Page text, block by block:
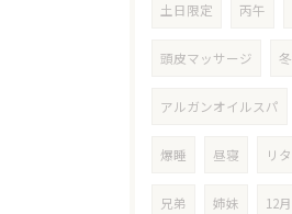
土日限定 丙午
頭皮マッサージ
アルガンオイルスパ
爆睡 昼寝 リ
兄弟 姉妹 12月